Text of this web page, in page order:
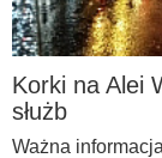
Korki na Alei
służb
Ważna